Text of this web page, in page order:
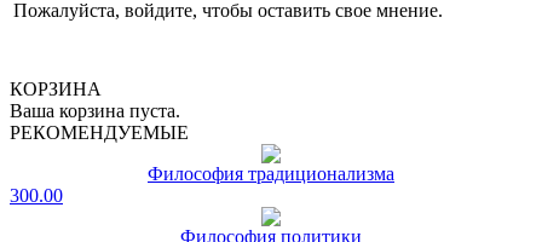
Пожалуйста, войдите, чтобы оставить свое мнение.
КОРЗИНА
Ваша корзина пуста.
РЕКОМЕНДУЕМЫЕ
Философия традиционализма
300.00
Философия политики